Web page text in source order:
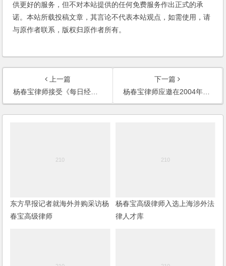
供更好的服务，但不对本站提供的任何免费服务作出正式的承
诺。本站所载投稿文章，其言论不代表本站观点，如需使用，请
与原作者联系，版权归原作者所有。
上一篇
杨春宝律师接受《每日经济新闻》记者采访
下一篇
杨春宝律师应邀在2004年中国集装箱运输大会上作主题演讲
东方早报记者就海外并购采访杨
春宝高级律师
杨春宝高级律师入选上海涉外法
律人才库